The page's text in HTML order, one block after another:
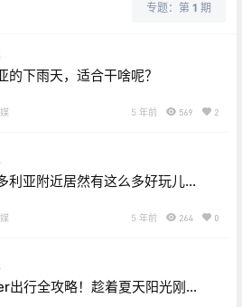
专题：第 1 期
的下雨天，适合干啥呢？
5 年前 569 2
利亚附近居然有这么多好玩儿的
5 年前 264 0
出行全攻略！趁着夏天阳光刚